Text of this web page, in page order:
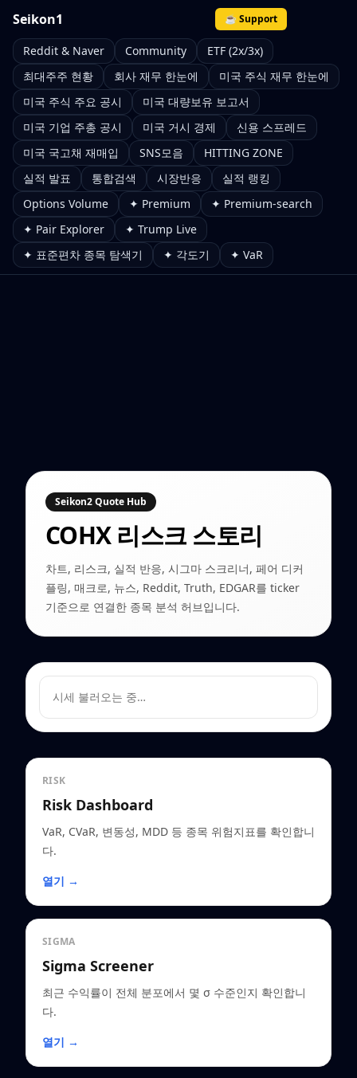
Seikon1 ☕ Support
Reddit & Naver Community
ETF (2x/3x)
최대주주 현황
회사 재무 한눈에
미국 주식 재무 한눈에
미국 주식 주요 공시
미국 대량보유 보고서
미국 기업 주총 공시
미국 거시 경제
신용 스프레드
미국 국고채 재매입
SNS모음
HITTING ZONE
실적 발표
통합검색 시장반응
실적 랭킹
Options Volume
✦ Premium
✦ Premium-search
✦ Pair Explorer
✦ Trump Live
✦ 표준편차 종목 탐색기
✦ 각도기 ✦ VaR
Seikon2 Quote Hub
COHX리스크 스토리
차트, 리스크, 실적 반응, 시그마 스크리너, 페어 디커
플링, 매크로, 뉴스, Reddit, Truth, EDGAR를 ticker
기준으로 연결한 종목 분석 허브입니다.
시세 불러오는 중…
RISK
Risk Dashboard
VaR, CVaR, 변동성, MDD 등 종목 위험지표를 확인합니
다.
열기 →
SIGMA
Sigma Screener
최근 수익률이 전체 분포에서 몇 σ 수준인지 확인합니
다.
열기 →